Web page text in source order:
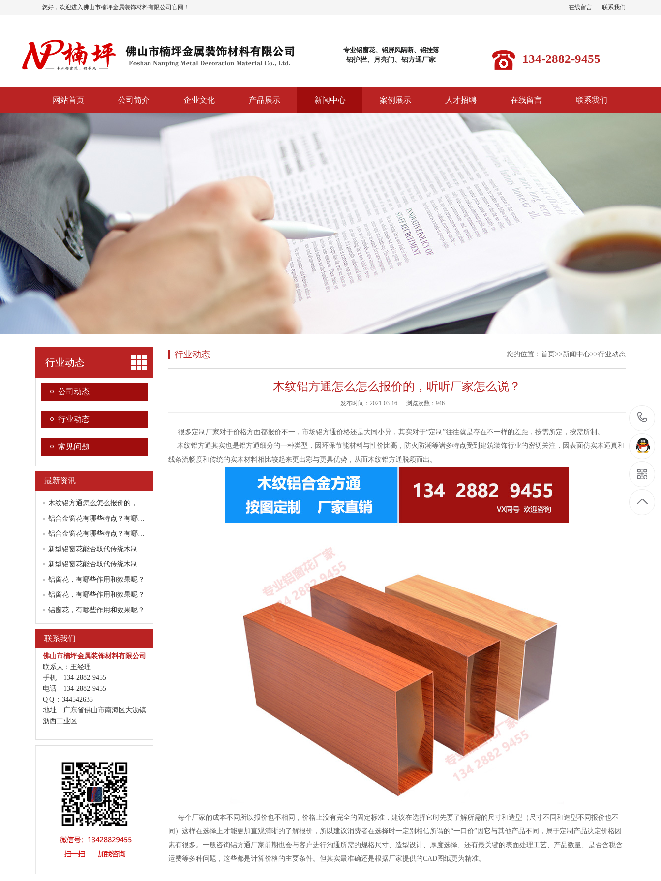
您好，欢迎进入佛山市楠坪金属装饰材料有限公司官网！ 在线留言 联系我们
专业铝窗花、铝屏风隔断、铝挂落
铝护栏、月亮门、铝方通厂家
134-2882-9455
网站首页 公司简介 企业文化 产品展示 新闻中心 案例展示 人才招聘 在线留言 联系我们
行业动态
公司动态
行业动态
常见问题
最新资讯
木纹铝方通怎么怎么报价的，听听厂家怎么说？
铝合金窗花有哪些特点？有哪些工艺流程要求？
铝合金窗花有哪些特点？有哪些工艺流程要求？
新型铝窗花能否取代传统木制窗花
新型铝窗花能否取代传统木制窗花
铝窗花，有哪些作用和效果呢？
铝窗花，有哪些作用和效果呢？
铝窗花，有哪些作用和效果呢？
联系我们
佛山市楠坪金属装饰材料有限公司
联系人：王经理
手机：134-2882-9455
电话：134-2882-9455
Q Q ：344542635
地址：广东省佛山市南海区大沥镇
沥西工业区
行业动态 您的位置： 首页 >>新闻中心>>行业动态
木纹铝方通怎么怎么报价的，听听厂家怎么说？
发布时间：2021-03-16 浏览次数： 946
很多定制厂家对于价格方面都报价不一，市场铝方通价格还是大同小异，其实对于“定制”往往就是存在不一样的差距，按需所定，按需所制。
木纹铝方通其实也是铝方通细分的一种类型，因环保节能材料与性价比高，防火防潮等诸多特点受到建筑装饰行业的密切关注，因表面仿实木逼真和
线条流畅度和传统的实木材料相比较起来更出彩与更具优势，从而木纹铝方通脱颖而出。
每个厂家的成本不同所以报价也不相同，价格上没有完全的固定标准，建议在选择它时先要了解所需的尺寸和造型（尺寸不同和造型不同报价也不
同）这样在选择上才能更加直观清晰的了解报价，所以建议消费者在选择时一定别相信所谓的“一口价”因它与其他产品不同，属于定制产品决定价格因
素有很多。一般咨询铝方通厂家前期也会与客户进行沟通所需的规格尺寸、造型设计、厚度选择、还有最关键的表面处理工艺、产品数量、是否含税含
运费等多种问题，这些都是计算价格的主要条件。但其实最准确还是根据厂家提供的CAD图纸更为精准。